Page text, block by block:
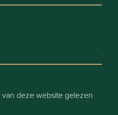
van deze website gelezen